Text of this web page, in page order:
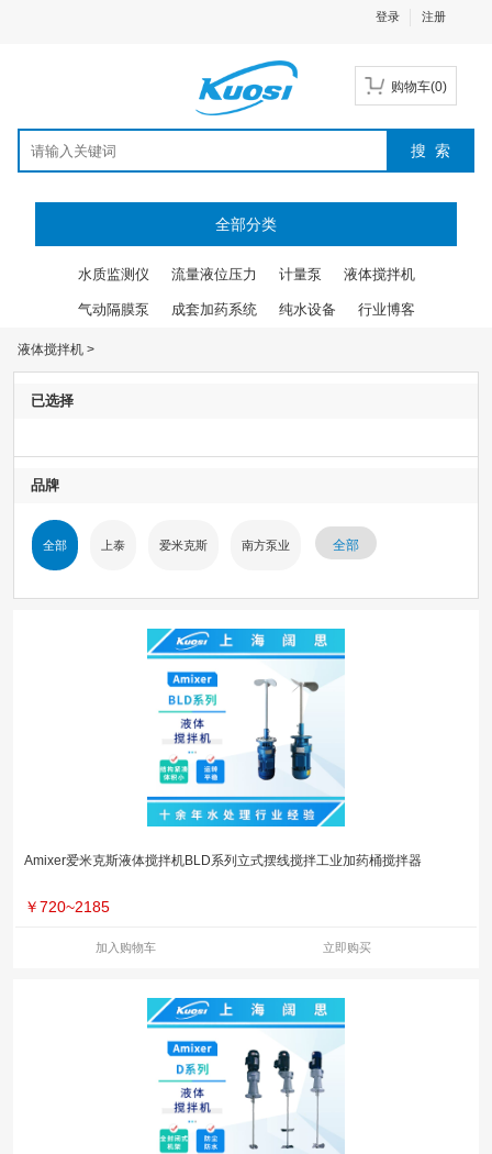
登录 注册
购物车(0)
全部分类
水质监测仪 流量液位压力 计量泵 液体搅拌机
气动隔膜泵 成套加药系统 纯水设备 行业博客
液体搅拌机 >
已选择
品牌
全部 上泰 爱米克斯 南方泵业 全部
Amixer爱米克斯液体搅拌机BLD系列立式摆线搅拌工业加药桶搅拌器
￥720~2185
加入购物车 立即购买